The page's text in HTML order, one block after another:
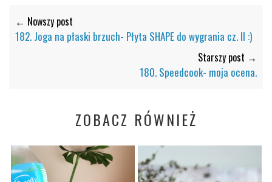
← Nowszy post
182. Joga na płaski brzuch- Płyta SHAPE do wygrania cz. II :)
Starszy post →
180. Speedcook- moja ocena.
ZOBACZ RÓWNIEŻ